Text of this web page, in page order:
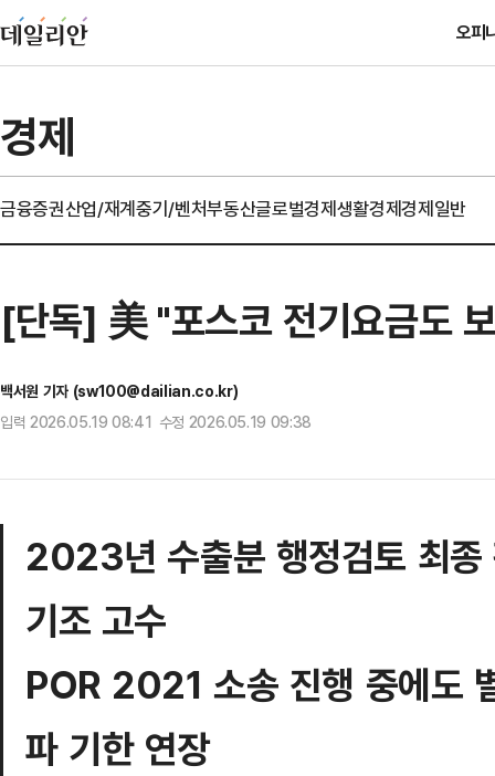
오피
경제
금융증권산업/재계중기/벤처부동산글로벌경제생활경제경제일반
[단독] 美 "포스코 전기요금도
백서원 기자 (sw100@dailian.co.kr)
입력 2026.05.19 08:41 수정 2026.05.19 09:38
2023년 수출분 행정검토 최
기조 고수
POR 2021 소송 진행 중에도
파 기한 연장